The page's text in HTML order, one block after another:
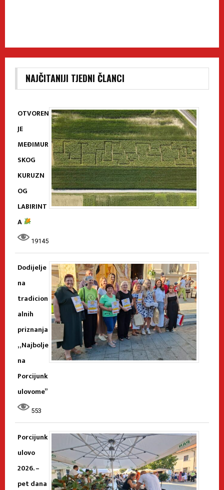
NAJČITANIJI TJEDNI ČLANCI
OTVOREN
JE
MEĐIMUR
SKOG
KURUZN
OG
LABIRINT
A
19145
Dodijelje
na
tradicion
alnih
priznanja
„Najbolje
na
Porcijunk
ulovome”
553
Porcijunk
ulovo
2026. –
pet dana